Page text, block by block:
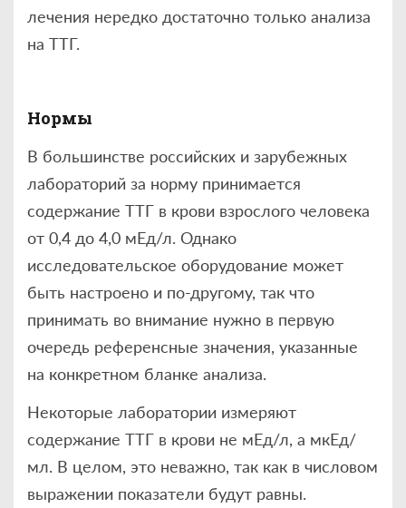
лечения нередко достаточно только анализа
на ТТГ.
Нормы
В большинстве российских и зарубежных
лабораторий за норму принимается
содержание ТТГ в крови взрослого человека
от 0,4 до 4,0 мЕд/л. Однако
исследовательское оборудование может
быть настроено и по-другому, так что
принимать во внимание нужно в первую
очередь референсные значения, указанные
на конкретном бланке анализа.
Некоторые лаборатории измеряют
содержание ТТГ в крови не мЕд/л, а мкЕд/
мл. В целом, это неважно, так как в числовом
выражении показатели будут равны.